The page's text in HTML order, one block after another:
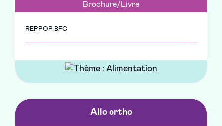
Brochure/Livre
REPPOP BFC
Allo ortho